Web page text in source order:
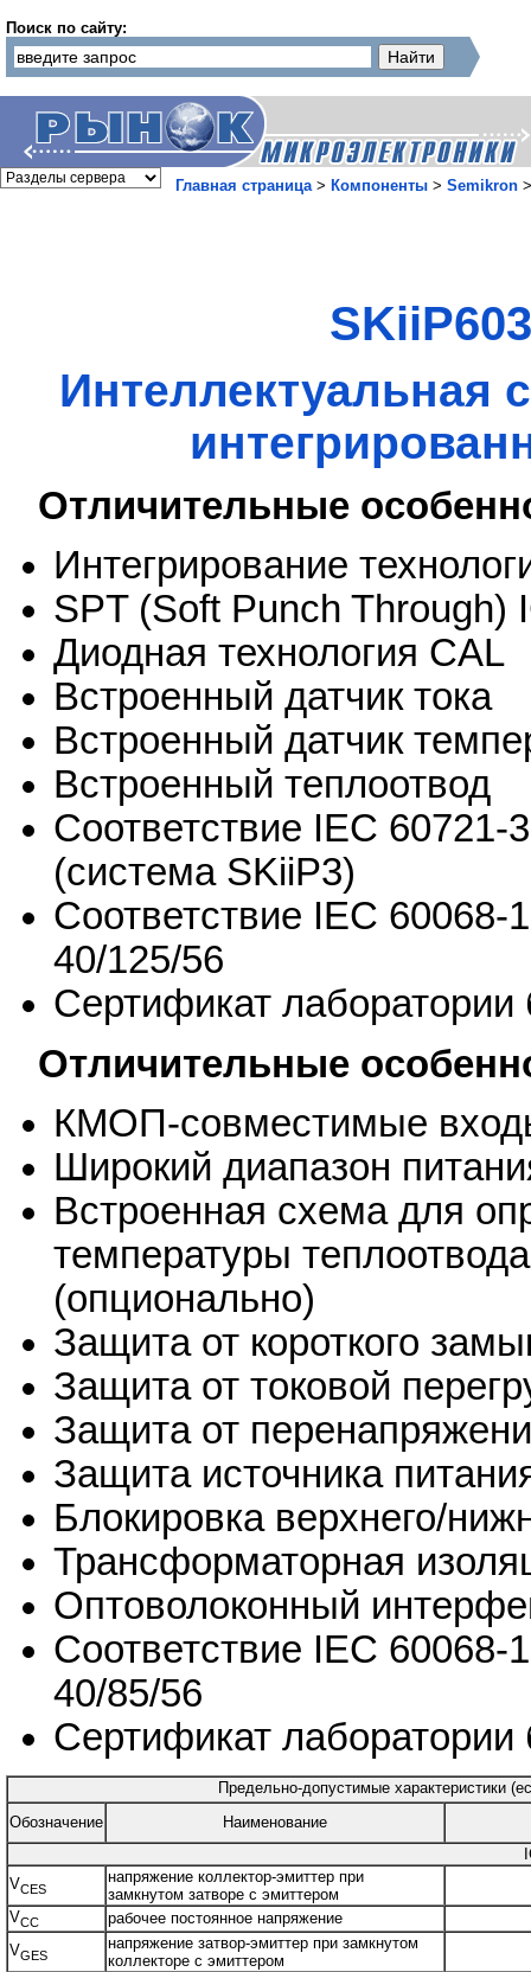
Поиск по сайту:
Главная страница> Компоненты > Semikron
Интеллектуальная
Отличительные
Интегрирование
SPT (Soft Punch Through)
Диодная технология CAL
Встроенный датчик тока
Встроенный датчик
Встроенный теплоотвод
Соответствие IEC 60721-
(система SKiiP3)
Соответствие IEC 60068-
40/125/56
Сертификат лаборатории
Отличительные
КМОП-совместимые
Широкий диапазон
Встроенная схема для
температуры
(опционально)
Защита от короткого
Защита от токовой
Защита от
Защита источника
Блокировка верхнего/
Трансформаторная
Оптоволоконный
Соответствие IEC 60068-
40/85/56
Сертификат лаборатории
Предельно-допустимые характеристики
Обозначение
Наименование
VCES
напряжение коллектор-эмиттер при
замкнутом затворе с эмиттером
VCC
рабочее постоянное напряжение
VGES
напряжение затвор-эмиттер при замкнутом
коллекторе с эмиттером